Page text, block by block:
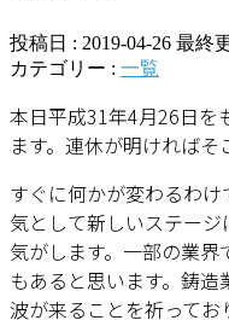
投稿日 : 2019-04-26 最終
カテゴリー : 一覧
本日平成31年4月26日を
ます。連休が明ければそ
すぐに何かが変わるわ
気として新しいステー
気がします。一部の業
もあると思います。鋳
波が来ることを祈ってお